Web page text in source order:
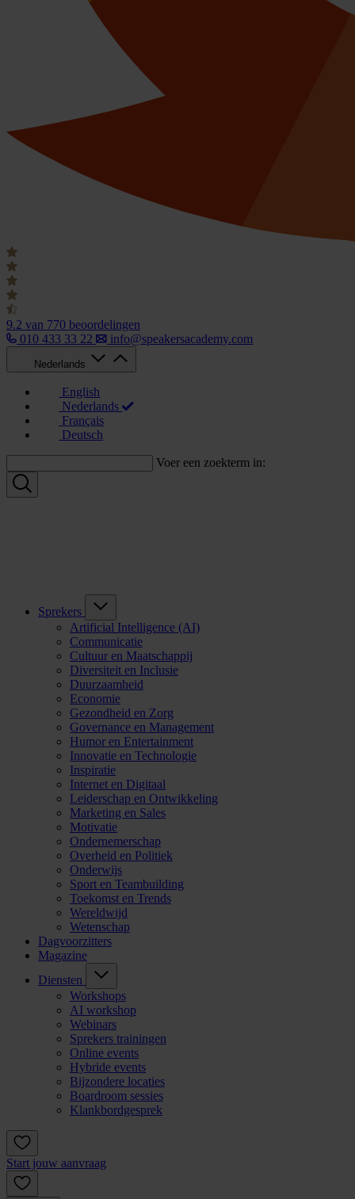
9.2 van 770 beoordelingen
010 433 33 22
info@speakersacademy.com
Nederlands
English
Nederlands
Français
Deutsch
Voer een zoekterm in:
Sprekers
Artificial Intelligence (AI)
Communicatie
Cultuur en Maatschappij
Diversiteit en Inclusie
Duurzaamheid
Economie
Gezondheid en Zorg
Governance en Management
Humor en Entertainment
Innovatie en Technologie
Inspiratie
Internet en Digitaal
Leiderschap en Ontwikkeling
Marketing en Sales
Motivatie
Ondernemerschap
Overheid en Politiek
Onderwijs
Sport en Teambuilding
Toekomst en Trends
Wereldwijd
Wetenschap
Dagvoorzitters
Magazine
Diensten
Workshops
AI workshop
Webinars
Sprekers trainingen
Online events
Hybride events
Bijzondere locaties
Boardroom sessies
Klankbordgesprek
Start jouw aanvraag